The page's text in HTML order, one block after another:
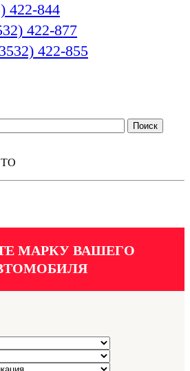
422-844
422-877
422-855
ТО
МАРКУ ВАШЕГО